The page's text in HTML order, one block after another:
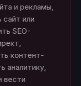
и рекламы,
сайт или
SEO-
контент-
аналитику,
вести